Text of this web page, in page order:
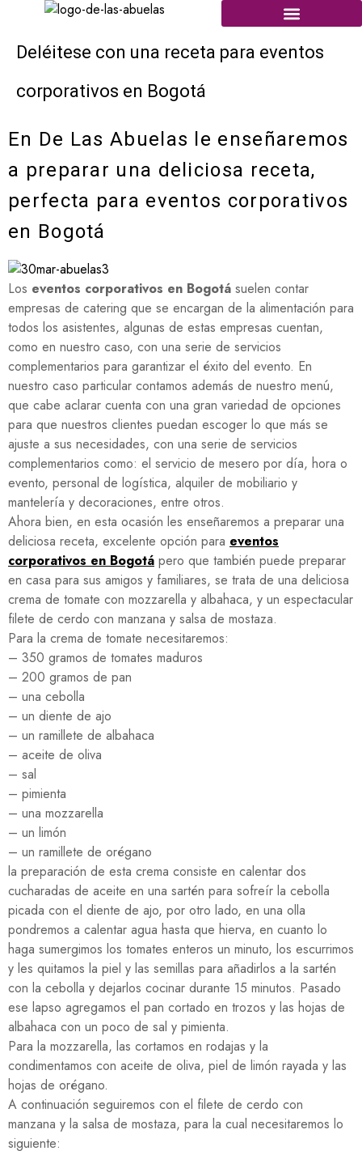
Deléitese con una receta para eventos
corporativos en Bogotá
En De Las Abuelas le enseñaremos
a preparar una deliciosa receta,
perfecta para eventos corporativos
en Bogotá
Los eventos corporativos en Bogotá suelen contar
empresas de catering que se encargan de la alimentación para
todos los asistentes, algunas de estas empresas cuentan,
como en nuestro caso, con una serie de servicios
complementarios para garantizar el éxito del evento. En
nuestro caso particular contamos además de nuestro menú,
que cabe aclarar cuenta con una gran variedad de opciones
para que nuestros clientes puedan escoger lo que más se
ajuste a sus necesidades, con una serie de servicios
complementarios como: el servicio de mesero por día, hora o
evento, personal de logística, alquiler de mobiliario y
mantelería y decoraciones, entre otros.
Ahora bien, en esta ocasión les enseñaremos a preparar una
deliciosa receta, excelente opción para eventos
corporativos en Bogotá pero que también puede preparar
en casa para sus amigos y familiares, se trata de una deliciosa
crema de tomate con mozzarella y albahaca, y un espectacular
filete de cerdo con manzana y salsa de mostaza.
Para la crema de tomate necesitaremos:
– 350 gramos de tomates maduros
– 200 gramos de pan
– una cebolla
– un diente de ajo
– un ramillete de albahaca
– aceite de oliva
– sal
– pimienta
– una mozzarella
– un limón
– un ramillete de orégano
la preparación de esta crema consiste en calentar dos
cucharadas de aceite en una sartén para sofreír la cebolla
picada con el diente de ajo, por otro lado, en una olla
pondremos a calentar agua hasta que hierva, en cuanto lo
haga sumergimos los tomates enteros un minuto, los escurrimos
y les quitamos la piel y las semillas para añadirlos a la sartén
con la cebolla y dejarlos cocinar durante 15 minutos. Pasado
ese lapso agregamos el pan cortado en trozos y las hojas de
albahaca con un poco de sal y pimienta.
Para la mozzarella, las cortamos en rodajas y la
condimentamos con aceite de oliva, piel de limón rayada y las
hojas de orégano.
A continuación seguiremos con el filete de cerdo con
manzana y la salsa de mostaza, para la cual necesitaremos lo
siguiente: